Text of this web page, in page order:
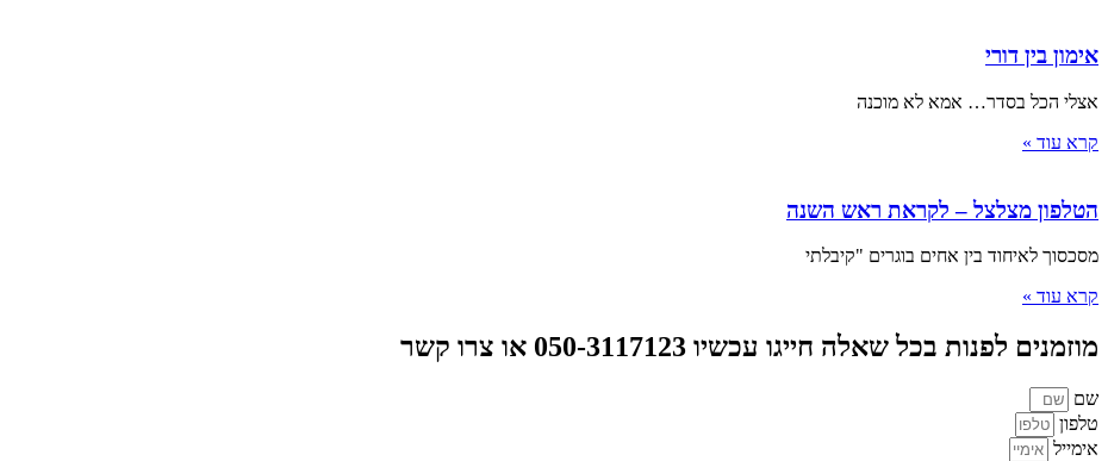
אימון בין דורי
אצלי הכל בסדר… אמא לא מוכנה
קרא עוד »
הטלפון מצלצל – לקראת ראש השנה
מסכסוך לאיחוד בין אחים בוגרים "קיבלתי
קרא עוד »
מוזמנים לפנות בכל שאלה חייגו עכשיו 050-3117123 או צרו קשר
שם
טלפון
אימייל